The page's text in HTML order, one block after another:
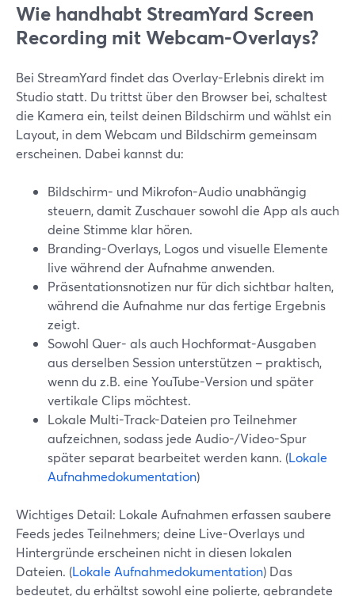
Wie handhabt StreamYard Screen
Recording mit Webcam-Overlays?
Bei StreamYard findet das Overlay-Erlebnis direkt im
Studio statt. Du trittst über den Browser bei, schaltest
die Kamera ein, teilst deinen Bildschirm und wählst ein
Layout, in dem Webcam und Bildschirm gemeinsam
erscheinen. Dabei kannst du:
Bildschirm- und Mikrofon-Audio unabhängig
steuern, damit Zuschauer sowohl die App als auch
deine Stimme klar hören.
Branding-Overlays, Logos und visuelle Elemente
live während der Aufnahme anwenden.
Präsentationsnotizen nur für dich sichtbar halten,
während die Aufnahme nur das fertige Ergebnis
zeigt.
Sowohl Quer- als auch Hochformat-Ausgaben
aus derselben Session unterstützen – praktisch,
wenn du z.B. eine YouTube-Version und später
vertikale Clips möchtest.
Lokale Multi-Track-Dateien pro Teilnehmer
aufzeichnen, sodass jede Audio-/Video-Spur
später separat bearbeitet werden kann. (Lokale
Aufnahmedokumentation)
Wichtiges Detail: Lokale Aufnahmen erfassen saubere
Feeds jedes Teilnehmers; deine Live-Overlays und
Hintergründe erscheinen nicht in diesen lokalen
Dateien. (Lokale Aufnahmedokumentation) Das
bedeutet, du erhältst sowohl eine polierte, gebrandete